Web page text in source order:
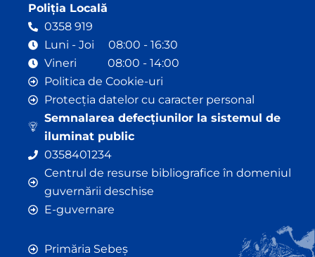
Poliția Locală
0358 919
Luni - Joi 08:00 - 16:30
Vineri 08:00 - 14:00
Politica de Cookie-uri
Protecția datelor cu caracter personal
Semnalarea defecțiunilor la sistemul de
iluminat public
0358401234
Centrul de resurse bibliografice în domeniul
guvernării deschise
E-guvernare
Primăria Sebeș